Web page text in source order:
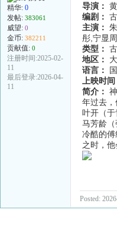
精华: 0
发帖: 383061
威望: 0
金币: 382211
贡献值: 0
注册时间:2025-02-
11
最后登录:2026-04-
11
导演：
编剧：
主演：
彤,宁显
类型：
地区：
语言：
上映时间
简介：
年过去
叶开（
马芳龄
冷酷的
之时，
Posted: